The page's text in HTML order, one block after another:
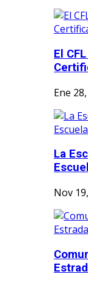
El
Ene
La
Nov